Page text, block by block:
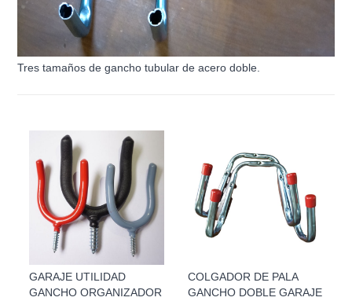
Tres tamaños de gancho tubular de acero doble.
GARAJE UTILIDAD
GANCHO ORGANIZADOR
COLGADOR DE PALA
GANCHO DOBLE GARAJE